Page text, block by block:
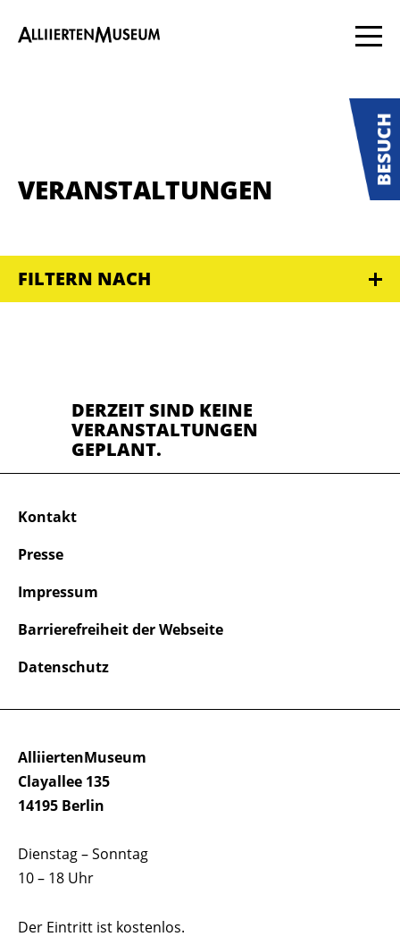
VERANSTALTUNGEN
FILTERN NACH
DERZEIT SIND KEINE
VERANSTALTUNGEN
GEPLANT.
AlliiertenMuseum
Clayallee 135
14195 Berlin
Dienstag – Sonntag
10 – 18 Uhr
Der Eintritt ist kostenlos.
Kontakt
Presse
Impressum
Barrierefreiheit der Webseite
Datenschutz